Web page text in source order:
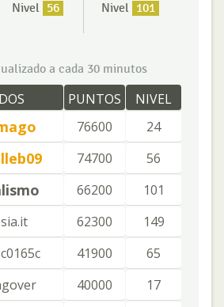
Nivel 56
Nivel 101
a cada 30 minutos
PUNTOS
NIVEL
76600
24
74700
56
66200
101
62300
149
41900
65
40000
17